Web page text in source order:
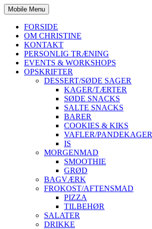
Mobile Menu
FORSIDE
OM CHRISTINE
KONTAKT
PERSONLIG TRÆNING
EVENTS & WORKSHOPS
OPSKRIFTER
DESSERT/SØDE SAGER
KAGER/TÆRTER
SØDE SNACKS
SALTE SNACKS
BARER
COOKIES & KIKS
VAFLER/PANDEKAGER
IS
MORGENMAD
SMOOTHIE
GRØD
BAGVÆRK
FROKOST/AFTENSMAD
PIZZA
TILBEHØR
SALATER
DRIKKE